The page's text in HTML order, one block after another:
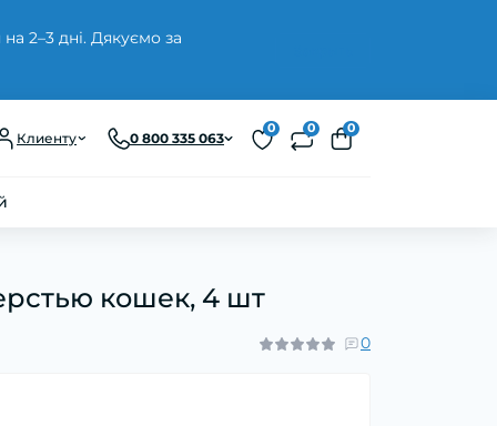
2–3 дні. Дякуємо за
Клиенту 0 800 335 063
0 0 0
кошек, 4 шт
0